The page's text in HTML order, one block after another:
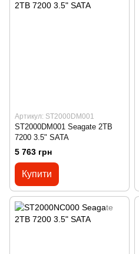
Артикул: ST2000DM001
ST2000DM001 Seagate 2TB
7200 3.5" SATA
5 763 грн
Купити